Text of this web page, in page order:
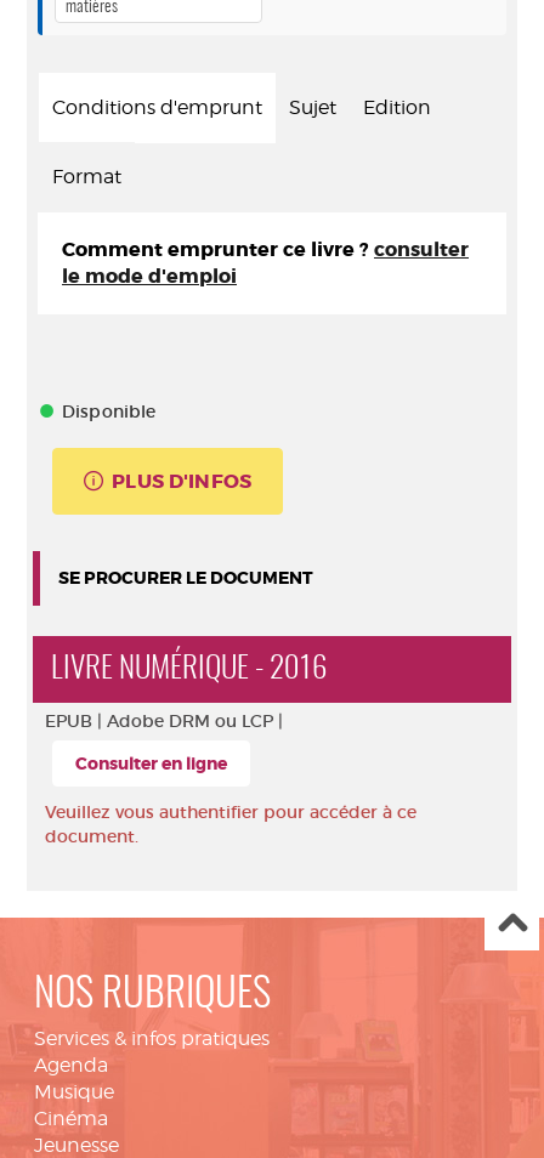
matières
Conditions d'emprunt Sujet Edition
Format
Comment emprunter ce livre ? consulter
le mode d'emploi
Disponible
PLUS D'INFOS
SE PROCURER LE DOCUMENT
LIVRE NUMÉRIQUE - 2016
EPUB | Adobe DRM ou LCP |
Consulter en ligne
Veuillez vous authentifier pour accéder à ce
document.
NOS RUBRIQUES
Services & infos pratiques
Agenda
Musique
Cinéma
Jeunesse